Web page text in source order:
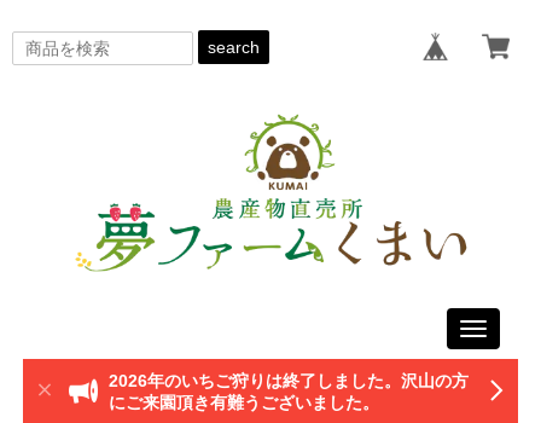
search
Toggle
2026年のいちご狩りは終了しました。沢山の方
にご来園頂き有難うございました。